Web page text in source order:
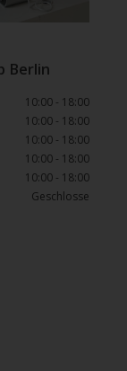
Berlin
10:00 - 18:00
10:00 - 18:00
10:00 - 18:00
10:00 - 18:00
10:00 - 18:00
Geschlosse